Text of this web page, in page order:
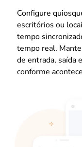
Configure
escritórios ou
tempo
tempo real.
de entrada, saída
conforme